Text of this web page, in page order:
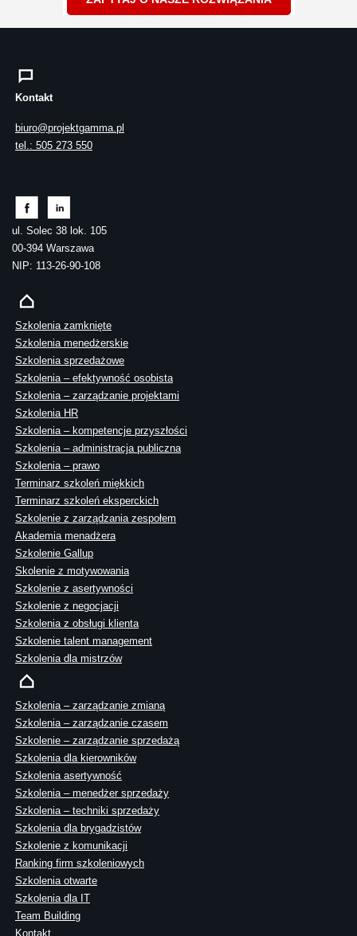
Kontakt
biuro@projektgamma.pl
tel.: 505 273 550
ul. Solec 38 lok. 105
00-394 Warszawa
NIP: 113-26-90-108
Szkolenia zamknięte
Szkolenia menedżerskie
Szkolenia sprzedażowe
Szkolenia – efektywność osobista
Szkolenia – zarządzanie projektami
Szkolenia HR
Szkolenia – kompetencje przyszłości
Szkolenia – administracja publiczna
Szkolenia – prawo
Terminarz szkoleń miękkich
Terminarz szkoleń eksperckich
Szkolenie z zarządzania zespołem
Akademia menadżera
Szkolenie Gallup
Skolenie z motywowania
Szkolenie z asertywności
Szkolenie z negocjacji
Szkolenia z obsługi klienta
Szkolenie talent management
Szkolenia dla mistrzów
Szkolenia – zarządzanie zmianą
Szkolenia – zarządzanie czasem
Szkolenie – zarządzanie sprzedażą
Szkolenia dla kierowników
Szkolenia asertywność
Szkolenia – menedżer sprzedaży
Szkolenia – techniki sprzedaży
Szkolenia dla brygadzistów
Szkolenie z komunikacji
Ranking firm szkoleniowych
Szkolenia otwarte
Szkolenia dla IT
Team Building
Kontakt